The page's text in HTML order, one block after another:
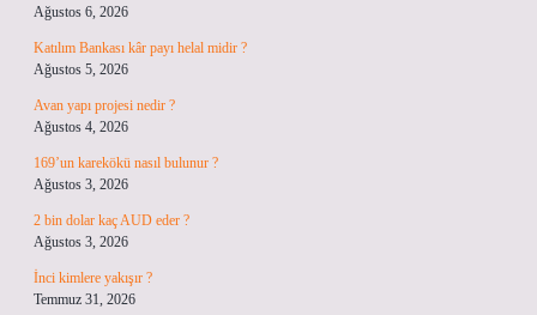
Ağustos 6, 2026
Katılım Bankası kâr payı helal midir ?
Ağustos 5, 2026
Avan yapı projesi nedir ?
Ağustos 4, 2026
169’un karekökü nasıl bulunur ?
Ağustos 3, 2026
2 bin dolar kaç AUD eder ?
Ağustos 3, 2026
İnci kimlere yakışır ?
Temmuz 31, 2026